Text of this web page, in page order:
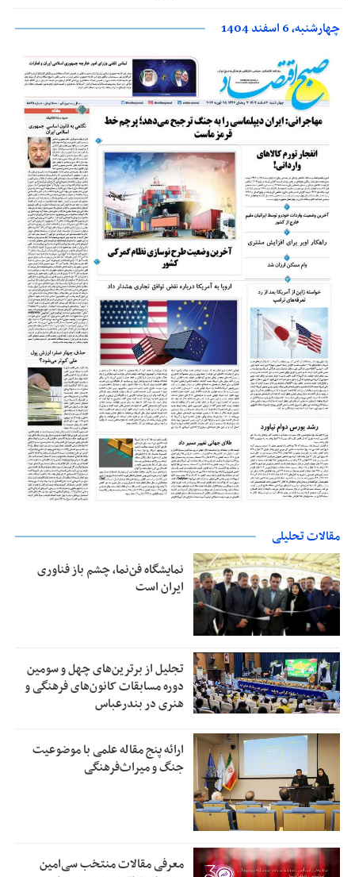
چهارشنبه، 6 اسفند 1404
مقالات تحلیلی
نمایشگاه فن‌نما، چشم باز فناوری
ایران است
تجلیل از بر‌ترین‌های چهل و سومین
دوره مسابقات کانون‌های فرهنگی و
هنری در بندرعباس
ارائه پنج مقاله علمی با موضوعیت
جنگ و میراث‌فرهنگی
معرفی مقالات منتخب سی‌امین